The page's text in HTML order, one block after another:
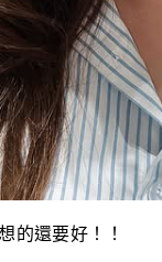
的還要好！！